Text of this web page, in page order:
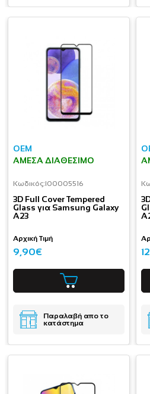
OEM
ΆΜΕΣΑ ΔΙΑΘΈΣΙΜΟ
Κωδικός:I00005516
3D Full Cover Tempered
Glass για Samsung Galaxy
A23
Αρχική Τιμή
9,90€
Παραλαβή απο το
κατάστημα